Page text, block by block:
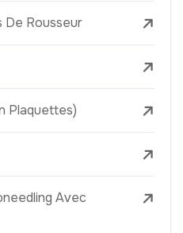
De Rousseur
Plaquettes)
Avec